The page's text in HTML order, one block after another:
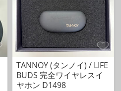
TANNOY (タンノイ) / LIFE
BUDS 完全ワイヤレスイ
ヤホン D1498